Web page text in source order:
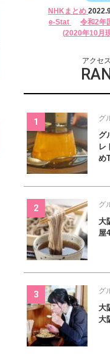
感染者数
620人
232024
NHKまとめ
e-Stat
令和2年
(2020年10月
アクセ
グ
グ
レ
め
グ
大
屋
グ
大
大